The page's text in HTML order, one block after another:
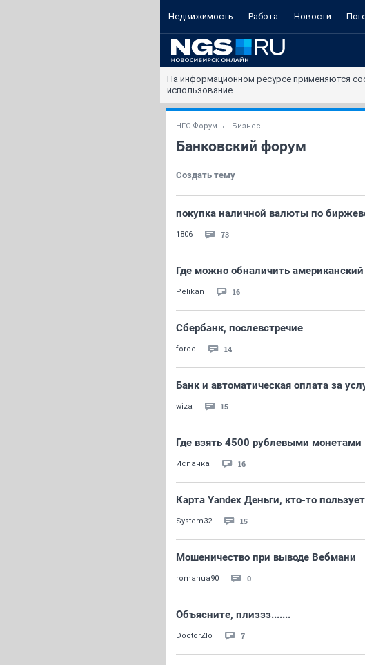
Недвижимость Работа Новости
На информационном ресурсе применяются
использование.
НГС.Форум Бизнес
Банковский форум
Создать тему
покупка наличной валюты по
1806 73
Где можно обналичить американский
Pelikan 16
Сбербанк, послевстречие
force 14
Банк и автоматическая оплата за
wiza 15
Где взять 4500 рублевыми монетами
Испанка 16
Карта Yandex Деньги, кто-то
System32 15
Мошеничество при выводе Вебмани
romanua90 0
Объясните, плиззз.......
DoctorZlo 7